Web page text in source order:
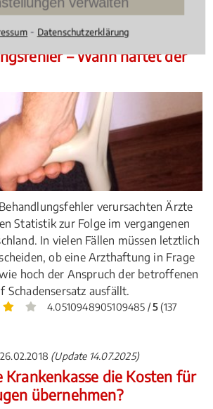
(Update 06.10.2025)
– Wann haftet der
verursachten Ärzte
Statistik zur Folge im vergangenen
In vielen Fällen müssen letztlich
ob eine Arzthaftung in Frage
hoch der Anspruch der betroffenen
Schadensersatz ausfällt.
4.0510948905109485 /5(137
(Update 14.07.2025)
Krankenkasse die Kosten für
übernehmen?
⁃ Datenschutzerklärung